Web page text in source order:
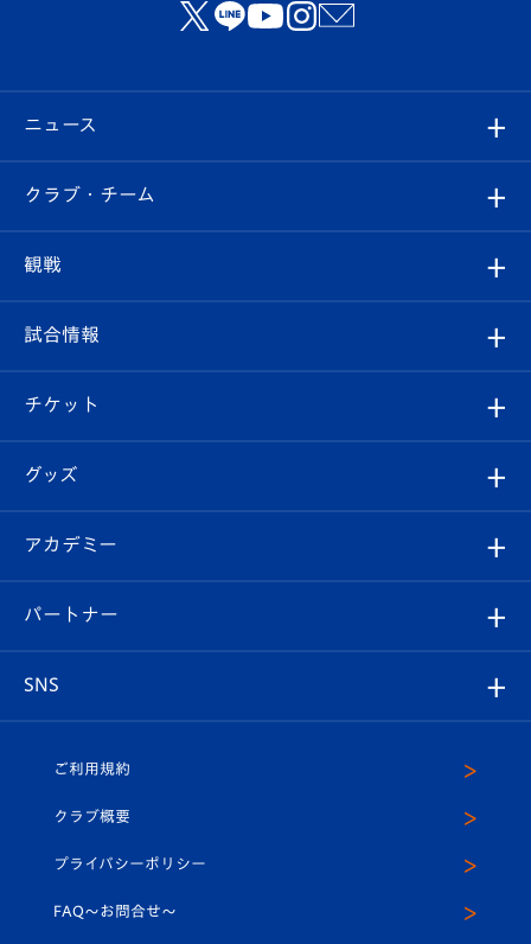
ニュース
すべて
クラブ
試合情報
チケット
イベント
メディア
ホームタウン
クラブ・チーム
クラブ概要
エンブレム紹介
スタッフプロフィール
マスコット紹介
平和祈念活動
観戦
観戦ルール
はじめての観戦ガイド
Revive Team
ヴィヴィくんの長崎おもてなしガイド
試合情報
試合日程/結果
フォトギャラリー
スタジアムグルメ
チケット
チケット
V-LOVERS（ファンクラブ）
プレイヤーズスイート
グッズ
オンラインショップ
店舗情報
アカデミー
育成からのお知らせ
U-18
スクール
パートナー
SNS
ヴィヴィくんインスタグラム
公式LINE＠
ご利用規約
クラブ概要
プライバシーポリシー
FAQ〜お問合せ〜